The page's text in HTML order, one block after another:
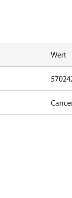
Wert